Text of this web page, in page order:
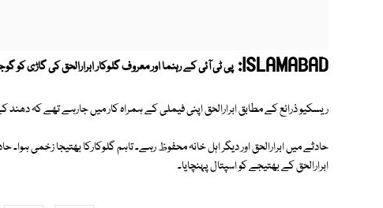
ISLAMABAD: پی ٹی آئی کے رہنما اور معروف گلوکار ابرارالحق کی گاڑی کو
ریسکیو ذرائع کے مطابق ابرارالحق اپنی فیملی کے ہمراہ کار میں جارہے تھے کہ
حادثے میں ابرارالحق اور دیگر اہل خانہ محفوظ رہے۔ تاہم گلوکارکا بھتیجا زخمی ہوا۔
ابرارالحق کے بھتیجے کو اسپتال پہنچایا۔